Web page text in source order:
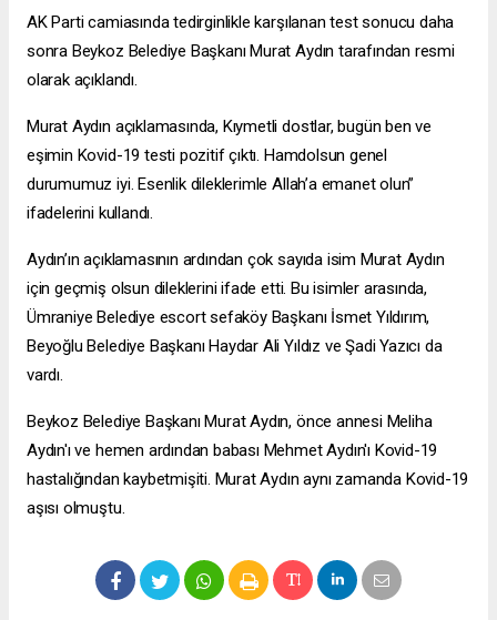
AK Parti camiasında tedirginlikle karşılanan test sonucu daha
sonra Beykoz Belediye Başkanı Murat Aydın tarafından resmi
olarak açıklandı.
Murat Aydın açıklamasında, Kıymetli dostlar, bugün ben ve
eşimin Kovid-19 testi pozitif çıktı. Hamdolsun genel
durumumuz iyi. Esenlik dileklerimle Allah’a emanet olun”
ifadelerini kullandı.
Aydın’ın açıklamasının ardından çok sayıda isim Murat Aydın
için geçmiş olsun dileklerini ifade etti. Bu isimler arasında,
Ümraniye Belediye escort sefaköyBaşkanı İsmet Yıldırım,
Beyoğlu Belediye Başkanı Haydar Ali Yıldız ve Şadi Yazıcı da
vardı.
Beykoz Belediye Başkanı Murat Aydın, önce annesi Meliha
Aydın'ı ve hemen ardından babası Mehmet Aydın'ı Kovid-19
hastalığından kaybetmişiti. Murat Aydın aynı zamanda Kovid-19
aşısı olmuştu.